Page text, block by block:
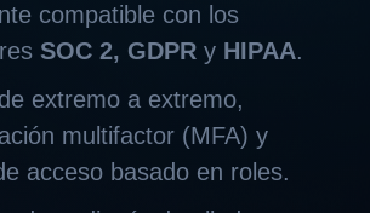
compatible con los
SOC 2, GDPR y HIPAA.
extremo a extremo,
multifactor (MFA) y
acceso basado en roles.